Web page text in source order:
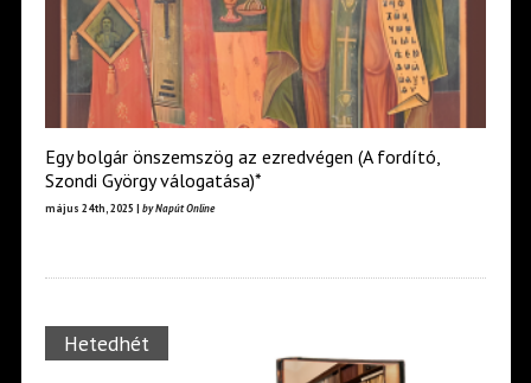
Egy bolgár önszemszög az ezredvégen (A fordító,
Szondi György válogatása)*
május 24th, 2025 | by Napút Online
Hetedhét